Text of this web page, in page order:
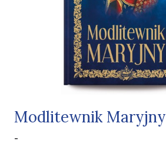
Modlitewnik Maryjny
-